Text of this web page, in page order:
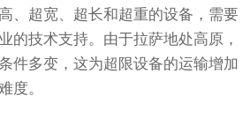
、超宽、超长和超重的设备，需要
的技术支持。由于拉萨地处高原，
件多变，这为超限设备的运输增加
度。